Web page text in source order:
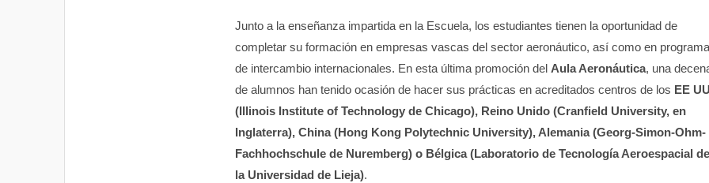
Junto a la enseñanza impartida en la Escuela, los estudiantes tienen la oportunidad de
completar su formación en empresas vascas del sector aeronáutico, así como en
de intercambio internacionales. En esta última promoción del Aula Aeronáutica, una
de alumnos han tenido ocasión de hacer sus prácticas en acreditados centros de los EE
(Illinois Institute of Technology de Chicago), Reino Unido (Cranfield University, en
Inglaterra), China (Hong Kong Polytechnic University), Alemania (Georg-Simon-Ohm-
Fachhochschule de Nuremberg) o Bélgica (Laboratorio de Tecnología Aeroespacial de
la Universidad de Lieja).